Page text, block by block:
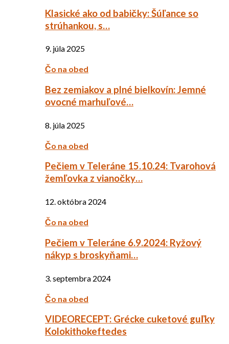
Klasické ako od babičky: Šúľance so
strúhankou, s…
9. júla 2025
Čo na obed
Bez zemiakov a plné bielkovín: Jemné
ovocné marhuľové…
8. júla 2025
Čo na obed
Pečiem v Teleráne 15.10.24: Tvarohová
žemľovka z vianočky…
12. októbra 2024
Čo na obed
Pečiem v Teleráne 6.9.2024: Ryžový
nákyp s broskyňami…
3. septembra 2024
Čo na obed
VIDEORECEPT: Grécke cuketové guľky
Kolokithokeftedes